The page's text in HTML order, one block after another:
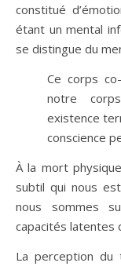
constitué
étant un mental
se distingue du
Ce corps
notre
existence
conscience
À la mort
subtil qui nous
nous sommes
capacités latentes
La perception du